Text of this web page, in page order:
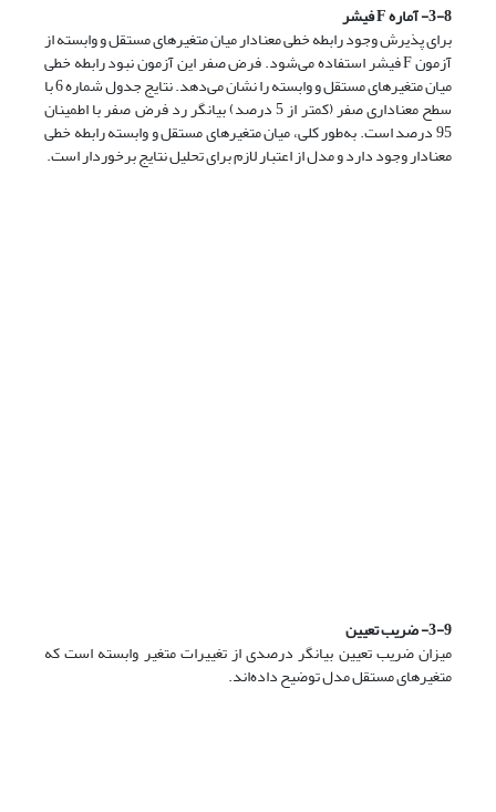
3-8- آماره F فیشر
برای پذیرش وجود رابطه خطی معنادار میان متغیرهای مستقل و وابسته از
آزمون F فیشر استفاده می‌شود. فرض صفر این آزمون نبود رابطه خطی
میان متغیرهای مستقل و وابسته را نشان می‌دهد. نتایج جدول شماره 6 با
سطح معناداری صفر (کمتر از 5 درصد) بیانگر رد فرض صفر با اطمینان
95 درصد است. به‌طور کلی، میان متغیرهای مستقل و وابسته رابطه خطی
معنادار وجود دارد و مدل از اعتبار لازم برای تحلیل نتایج برخوردار است.
3-9- ضریب تعیین
میزان ضریب تعیین بیانگر درصدی از تغییرات متغیر وابسته است که
متغیرهای مستقل مدل توضیح داده‌اند.